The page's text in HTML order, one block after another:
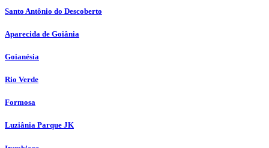
Santo Antônio do Descoberto
Aparecida de Goiânia
Goianésia
Rio Verde
Formosa
Luziânia Parque JK